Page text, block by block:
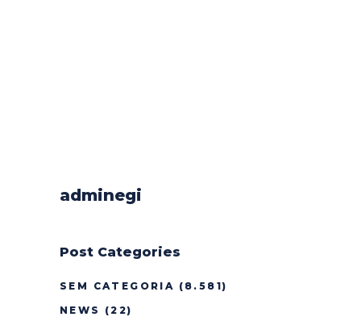
adminegi
Post Categories
SEM CATEGORIA (8.581)
NEWS
(22)